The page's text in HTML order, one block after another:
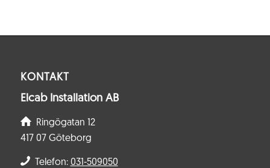
KONTAKT
Elcab Installation AB
Ringögatan 12
417 07 Göteborg
Telefon: 031-509050